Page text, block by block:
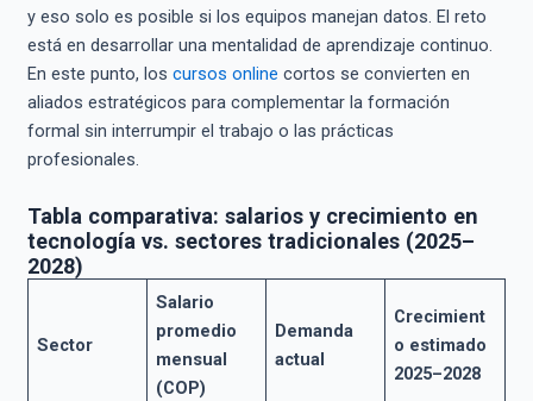
y eso solo es posible si los equipos manejan datos. El reto
está en desarrollar una mentalidad de aprendizaje continuo.
En este punto, los cursos online cortos se convierten en
aliados estratégicos para complementar la formación
formal sin interrumpir el trabajo o las prácticas
profesionales.
Tabla comparativa: salarios y crecimiento en
tecnología vs. sectores tradicionales (2025–
2028)
Sector
Salario
promedio
mensual
(COP)
Demanda
actual
Crecimient
o estimado
2025–2028